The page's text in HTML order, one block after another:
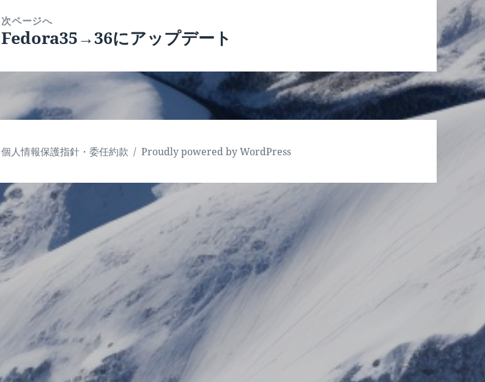
次ページへ
次
投
Fedora35→36にアップデート
個人情報保護指針・委任約款 Proudly powered by WordPress